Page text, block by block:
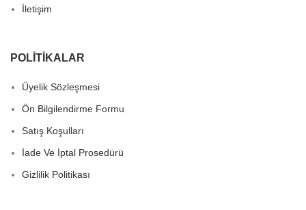
İletişim
POLITIKALAR
Üyelik Sözleşmesi
Ön Bilgilendirme Formu
Satış Koşulları
İade Ve İptal Prosedürü
Gizlilik Politikası